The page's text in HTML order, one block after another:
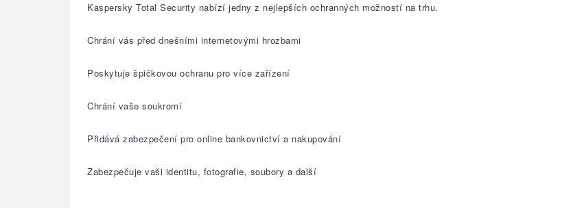
Kaspersky Total Security nabízí jedny z nejlepších ochranných možností na trhu.
Chrání vás před dnešními internetovými hrozbami
Poskytuje špičkovou ochranu pro více zařízení
Chrání vaše soukromí
Přidává zabezpečení pro online bankovnictví a nakupování
Zabezpečuje vaši identitu, fotografie, soubory a další